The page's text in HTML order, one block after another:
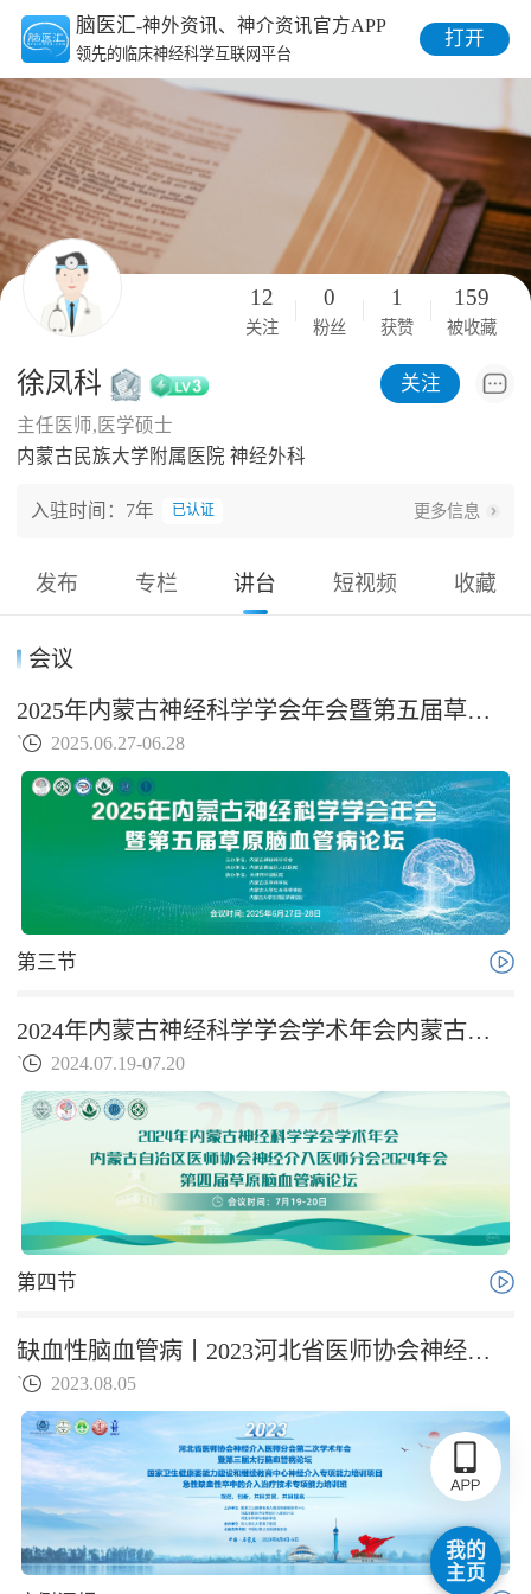
脑医汇-神外资讯、神介资讯官方APP
领先的临床神经科学互联网平台
打开
12
关注
0
粉丝
1
获赞
159
被收藏
徐凤科 关注
主任医师,医学硕士
内蒙古民族大学附属医院 神经外科
入驻时间：7年 已认证 更多信息
发布 专栏 讲台 短视频 收藏
会议
2025年内蒙古神经科学学会年会暨第五届草原脑血管病论坛
` 2025.06.27-06.28
第三节
2024年内蒙古神经科学学会学术年会内蒙古自治区医师协会神经介入医师分会2024年会第四届草原脑血管病论坛
` 2024.07.19-07.20
第四节
缺血性脑血管病丨2023河北省医师协会神经介入医师分会第二次学术年会暨第三届太行脑血管病论坛
` 2023.08.05
我的
主页